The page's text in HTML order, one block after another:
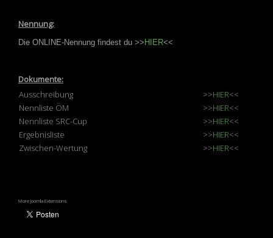
Nennung:
Die ONLINE-Nennung findest du >> HIER<<
Dokumente:
Ausschreibung
>>HIER<<
Nennliste ÖM
>>HIER<<
Nennliste SRC-Cup
>>HIER<<
Ergebnisliste
>>HIER<<
Zwischen-Wertung
>>HIER<<
More Joomla Extensions